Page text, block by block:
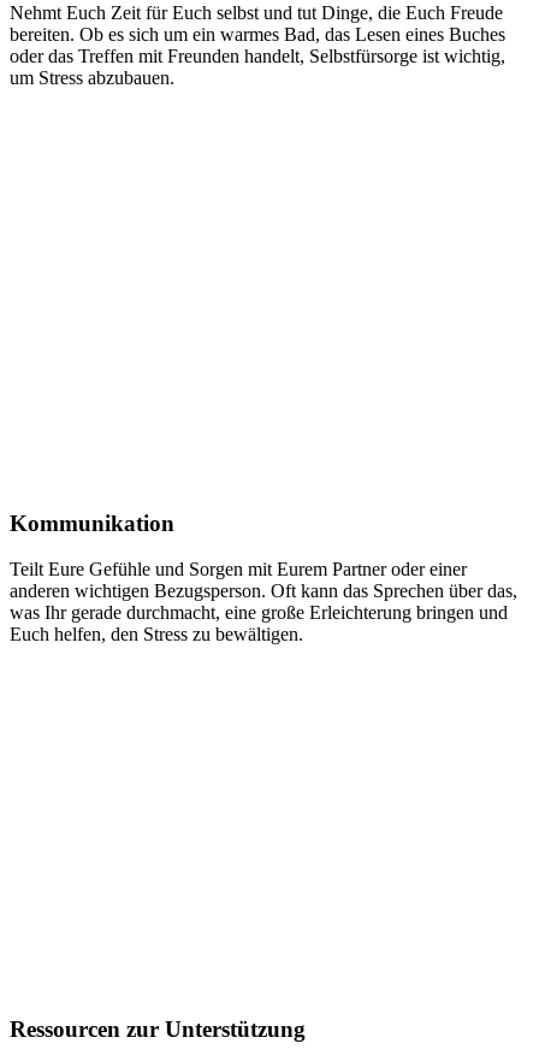
Nehmt Euch Zeit für Euch selbst und tut Dinge, die Euch Freude
bereiten. Ob es sich um ein warmes Bad, das Lesen eines Buches
oder das Treffen mit Freunden handelt, Selbstfürsorge ist wichtig,
um Stress abzubauen.
Kommunikation
Teilt Eure Gefühle und Sorgen mit Eurem Partner oder einer
anderen wichtigen Bezugsperson. Oft kann das Sprechen über das,
was Ihr gerade durchmacht, eine große Erleichterung bringen und
Euch helfen, den Stress zu bewältigen.
Ressourcen zur Unterstützung